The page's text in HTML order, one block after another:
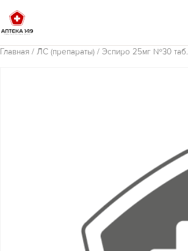
Главная / ЛС (препараты) / Эспиро 25мг №30 таб.